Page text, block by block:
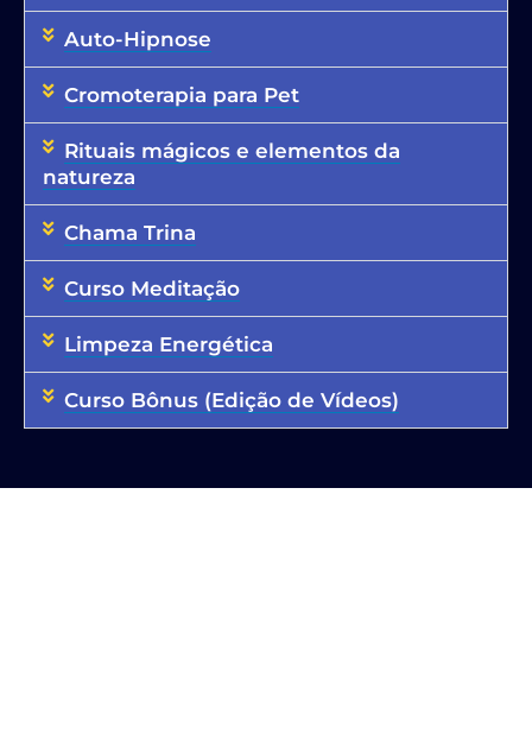
Auto-Hipnose
Cromoterapia para Pet
Rituais mágicos e elementos da
natureza
Chama Trina
Curso Meditação
Limpeza Energética
Curso Bônus (Edição de Vídeos)